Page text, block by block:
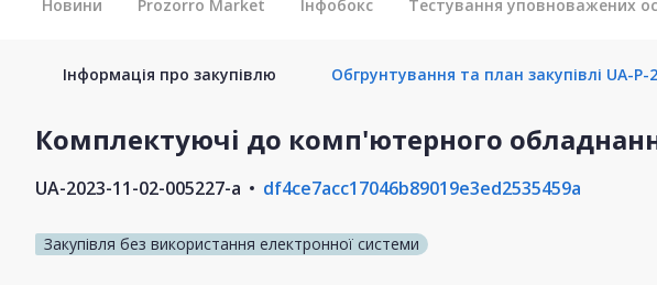
Новини Prozorro Market Інфобокс Тестування уповноважених
Інформація про закупівлю Обгрунтування та план закупівлі UA-P-
Комплектуючі до комп'ютерного
UA-2023-11-02-005227-a df4ce7acc17046b89019e3ed2535459a
Закупівля без використання електронної системи